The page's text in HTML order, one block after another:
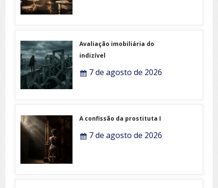
Avaliação imobiliária do
indizível
7 de agosto de 2026
A confissão da prostituta I
7 de agosto de 2026